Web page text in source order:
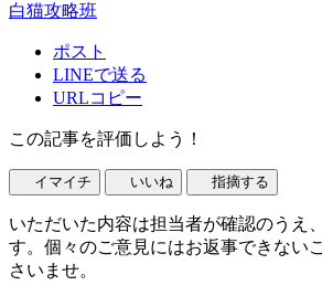
白猫攻略班
ポスト
LINEで送る
URLコピー
この記事を評価しよう！
イマイチ いいね 指摘する
いただいた内容は担当者が確認のうえ
す。個々のご意見にはお返事できない
さいませ。